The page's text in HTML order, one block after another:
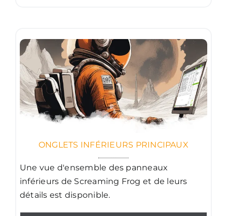
ONGLETS INFÉRIEURS PRINCIPAUX
Une vue d'ensemble des panneaux
inférieurs de Screaming Frog et de leurs
détails est disponible.